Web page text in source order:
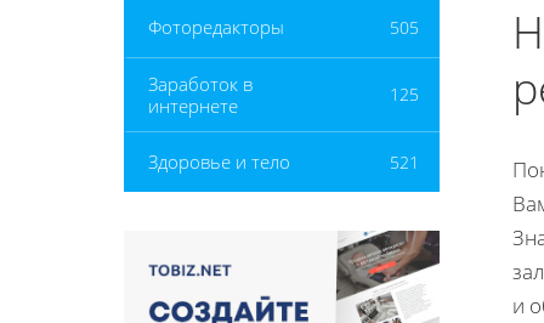
Фоторедакторы 505
Заработок в
интернете
125
Здоровье и тело 521
и